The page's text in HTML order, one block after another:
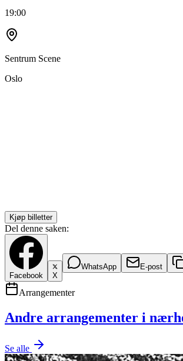
19:00
Sentrum Scene
Oslo
Kjøp billetter
Del denne saken:
Facebook X
WhatsApp E-post
Arrangementer
Andre arrangementer i
Se alle